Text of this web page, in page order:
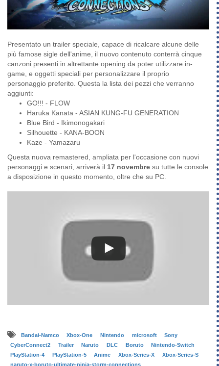
Presentato un trailer speciale, capace di ricalcare alcune delle
più famose sigle dell'anime, il nuovo contenuto conterrà cinque
canzoni presenti in altrettante opening da poter utilizzare in-
game, e oggetti speciali per personalizzare il proprio
personaggio preferito. Questa la lista dei pezzi che verranno
aggiunti:
GO!!! - FLOW
Haruka Kanata - ASIAN KUNG-FU GENERATION
Blue Bird - Ikimonogakari
Silhouette - KANA-BOON
Kaze - Yamazaru
Questa nuova remastered, ampliata per l'occasione con nuovi
personaggi e scenari, arriverà il 17 novembre su tutte le console
a disposizione in questo momento, oltre che su PC.
Bandai-Namco Xbox-One Nintendo microsoft
Sony
CyberConnect2
Trailer Naruto DLC Boruto
Nintendo-Switch
PlayStation-4
PlayStation-5 Anime Xbox-Series-X
Xbox-Series-S
naruto-x-boruto-ultimate-ninja-storm-connections